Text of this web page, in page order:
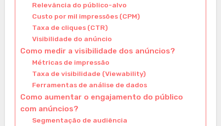
Relevância do público-alvo
Custo por mil impressões (CPM)
Taxa de cliques (CTR)
Visibilidade do anúncio
Como medir a visibilidade dos anúncios?
Métricas de impressão
Taxa de visibilidade (Viewability)
Ferramentas de análise de dados
Como aumentar o engajamento do público
com anúncios?
Segmentação de audiência